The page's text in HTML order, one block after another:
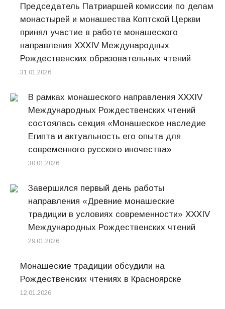
Председатель Патриаршей комиссии по делам
монастырей и монашества Коптской Церкви
принял участие в работе монашеского
направления XXXIV Международных
Рождественских образовательных чтений
31.01.2026
В рамках монашеского направления XXXIV
Международных Рождественских чтений
состоялась секция «Монашеское наследие
Египта и актуальность его опыта для
современного русского иночества»
30.01.2026
Завершился первый день работы
направления «Древние монашеские
традиции в условиях современности» XXXIV
Международных Рождественских чтений
29.01.2026
Монашеские традиции обсудили на
Рождественских чтениях в Красноярске
12.01.2026